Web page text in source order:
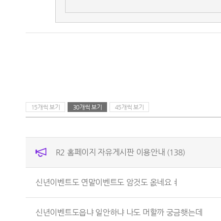
15개씩 보기 30개씩 보기 45개씩 보기
R2 홈페이지 자유게시판 이용안내 (138)
신년이벤트도 연말이벤트도 암것도 옶네요ㅕ
신년이벤트도읍냐 일안하냐 나도 머할까 궁금햇는데